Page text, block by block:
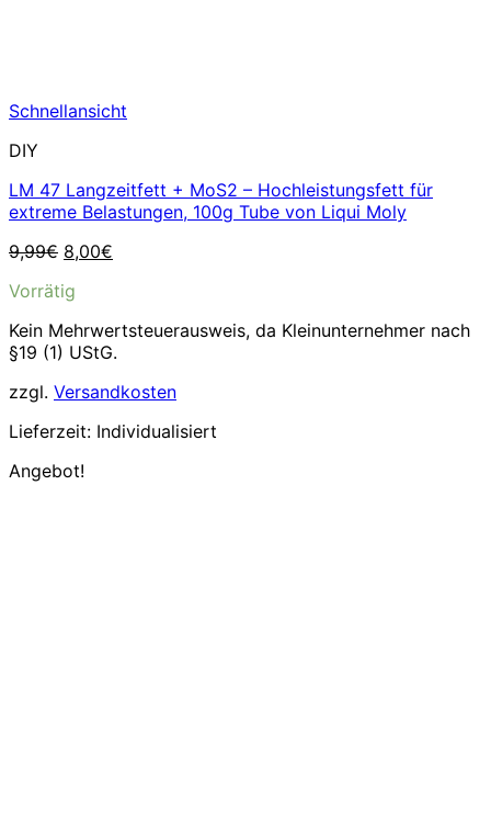
Schnellansicht
DIY
LM 47 Langzeitfett + MoS2 – Hochleistungsfett für
extreme Belastungen, 100g Tube von Liqui Moly
9,99€ Ursprünglicher
war:
8,00€
Vorrätig
Kein Mehrwertsteuerausweis, da Kleinunternehmer nach
§19 (1) UStG.
zzgl. Versandkosten
Lieferzeit: Individualisiert
Angebot!